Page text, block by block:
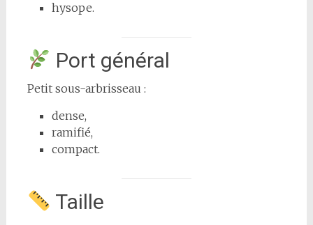
hysope.
Port général
Petit sous-arbrisseau :
dense,
ramifié,
compact.
Taille